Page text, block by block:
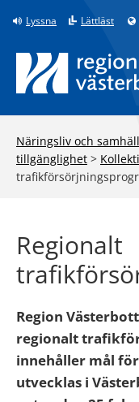
Till innehåll på sidan
Lyssna Lättläst
Näringsliv och
tillgänglighet >
Regionalt
Region
regionalt
innehåller mål
utvecklas i